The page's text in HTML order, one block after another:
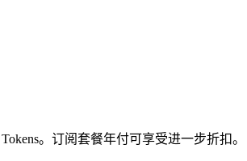
。订阅套餐年付可享受进一步折扣。